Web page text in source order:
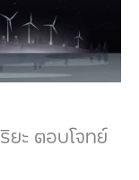
ยะ ตอบโจทย์